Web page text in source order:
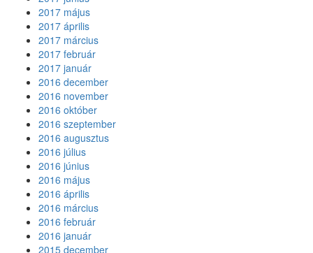
2017 május
2017 április
2017 március
2017 február
2017 január
2016 december
2016 november
2016 október
2016 szeptember
2016 augusztus
2016 július
2016 június
2016 május
2016 április
2016 március
2016 február
2016 január
2015 december